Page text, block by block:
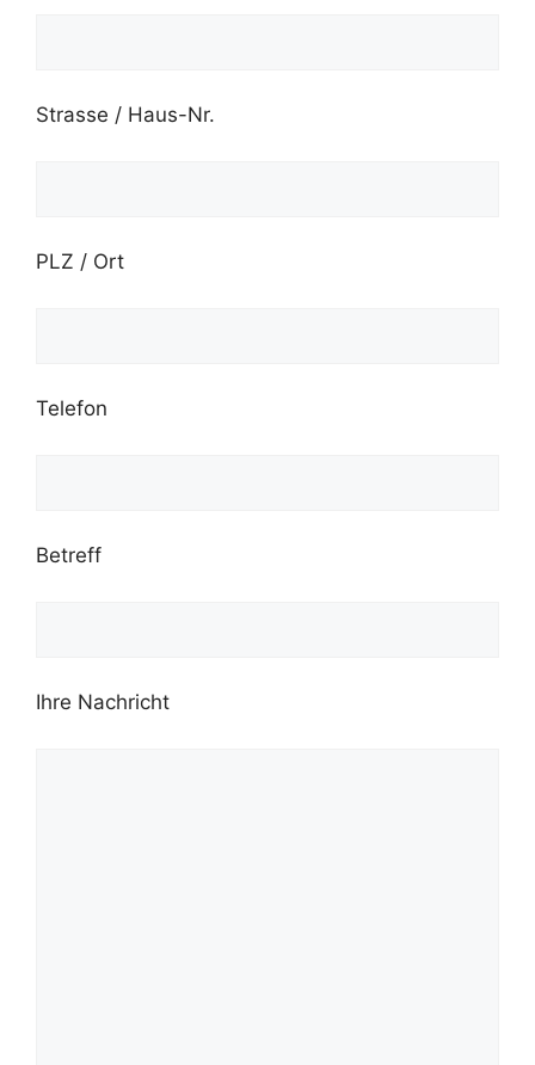
Strasse / Haus-Nr.
PLZ / Ort
Telefon
Betreff
Ihre Nachricht